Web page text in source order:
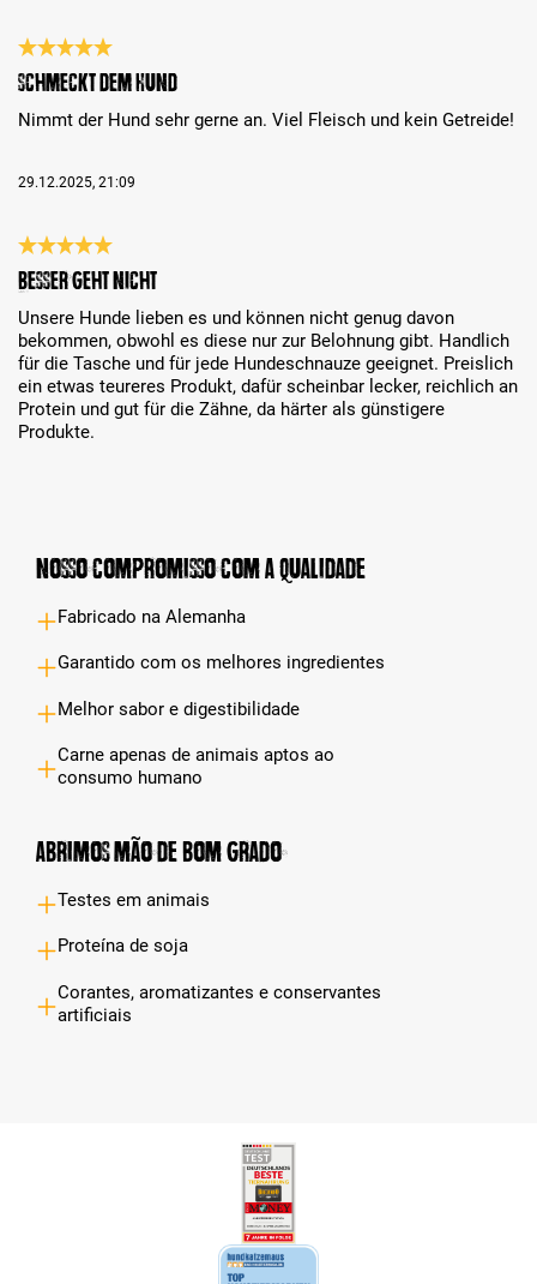
Análise com classificação de 5 de 5 estrelas
Schmeckt dem Hund
Nimmt der Hund sehr gerne an. Viel Fleisch und kein Getreide!
29.12.2025, 21:09
Análise com classificação de 5 de 5 estrelas
Besser geht nicht
Unsere Hunde lieben es und können nicht genug davon
bekommen, obwohl es diese nur zur Belohnung gibt. Handlich
für die Tasche und für jede Hundeschnauze geeignet. Preislich
ein etwas teureres Produkt, dafür scheinbar lecker, reichlich an
Protein und gut für die Zähne, da härter als günstigere
Produkte.
Nosso compromisso com a qualidade
Fabricado na Alemanha
Garantido com os melhores ingredientes
Melhor sabor e digestibilidade
Carne apenas de animais aptos ao
consumo humano
Abrimos mão de bom grado
Testes em animais
Proteína de soja
Corantes, aromatizantes e conservantes
artificiais